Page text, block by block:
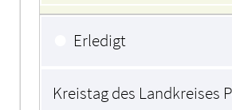
Erledigt
Kreistag des Landkreises